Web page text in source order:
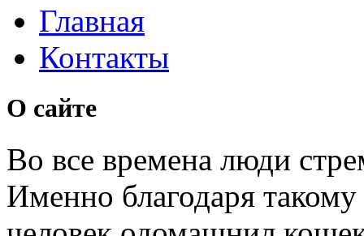
Главная
Контакты
О сайте
Во все времена люди
Именно благодаря